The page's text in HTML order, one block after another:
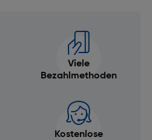
Viele
Bezahlmethoden
Kostenlose